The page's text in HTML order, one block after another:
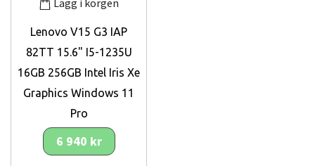
Lenovo V15 G3 IAP
82TT 15.6" I5-1235U
16GB 256GB Intel Iris Xe
Graphics Windows 11
Pro
6 940 kr